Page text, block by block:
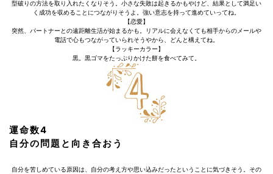
型破りの方法を取り入れたくなりそう。小さな失敗は起きるかもやけど、結果として満足い
く成功を収めることにつながりそうよ。強い意志を持って進めていってね。
【恋愛】
突然、パートナーとの遠距離生活が始まるかも。リアルに会えなくても相手からのメールや
電話で心もつながっていられそうやから、どんと構えてね。
【ラッキーカラー】
黒。黒ゴマをたっぷりかけた餅を食べてみて。
運命数4
自分の問題と向き合おう
自分を苦しめている原因は、自分の考え方や思い込みだったということに気づきそう。その